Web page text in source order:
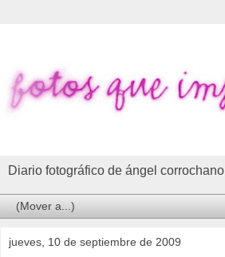
Diario fotográfico de ángel corrochano
jueves, 10 de septiembre de 2009